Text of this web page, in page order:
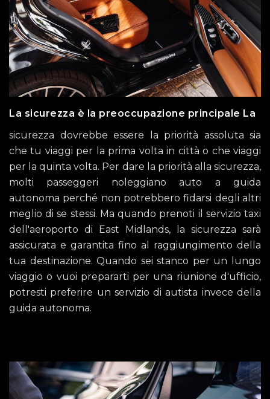
La sicurezza è la preoccupazione principale La
sicurezza dovrebbe essere la priorità assoluta sia
che tu viaggi per la prima volta in città o che viaggi
per la quinta volta. Per dare la priorità alla sicurezza,
molti passeggeri noleggiano auto a guida
autonoma perché non potrebbero fidarsi degli altri
meglio di se stessi. Ma quando prenoti il ​​servizio taxi
dell'aeroporto di East Midlands, la sicurezza sarà
assicurata e garantita fino al raggiungimento della
tua destinazione. Quando sei stanco per un lungo
viaggio o vuoi prepararti per una riunione d'ufficio,
potresti preferire un servizio di autista invece della
guida autonoma.